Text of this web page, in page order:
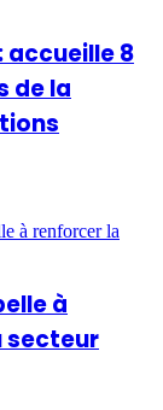
accueille 8
de la
à
secteur